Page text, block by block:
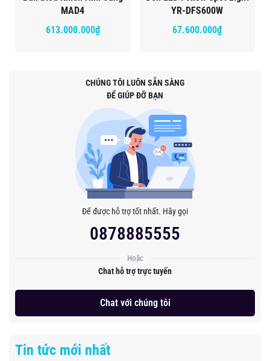
MAD4
613.000.000₫
YR-DFS600W
67.600.000₫
CHÚNG TÔI LUÔN SẴN SÀNG
ĐỂ GIÚP ĐỠ BẠN
Để được hỗ trợ tốt nhất. Hãy gọi
0878885555
Hoặc
Chat hỗ trợ trực tuyến
Chat với chúng tôi
Tin tức mới nhất